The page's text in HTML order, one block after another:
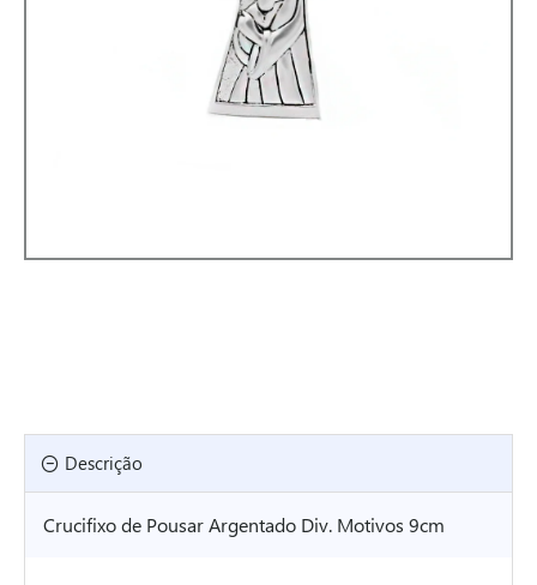
Descrição
Crucifixo de Pousar Argentado Div. Motivos 9cm